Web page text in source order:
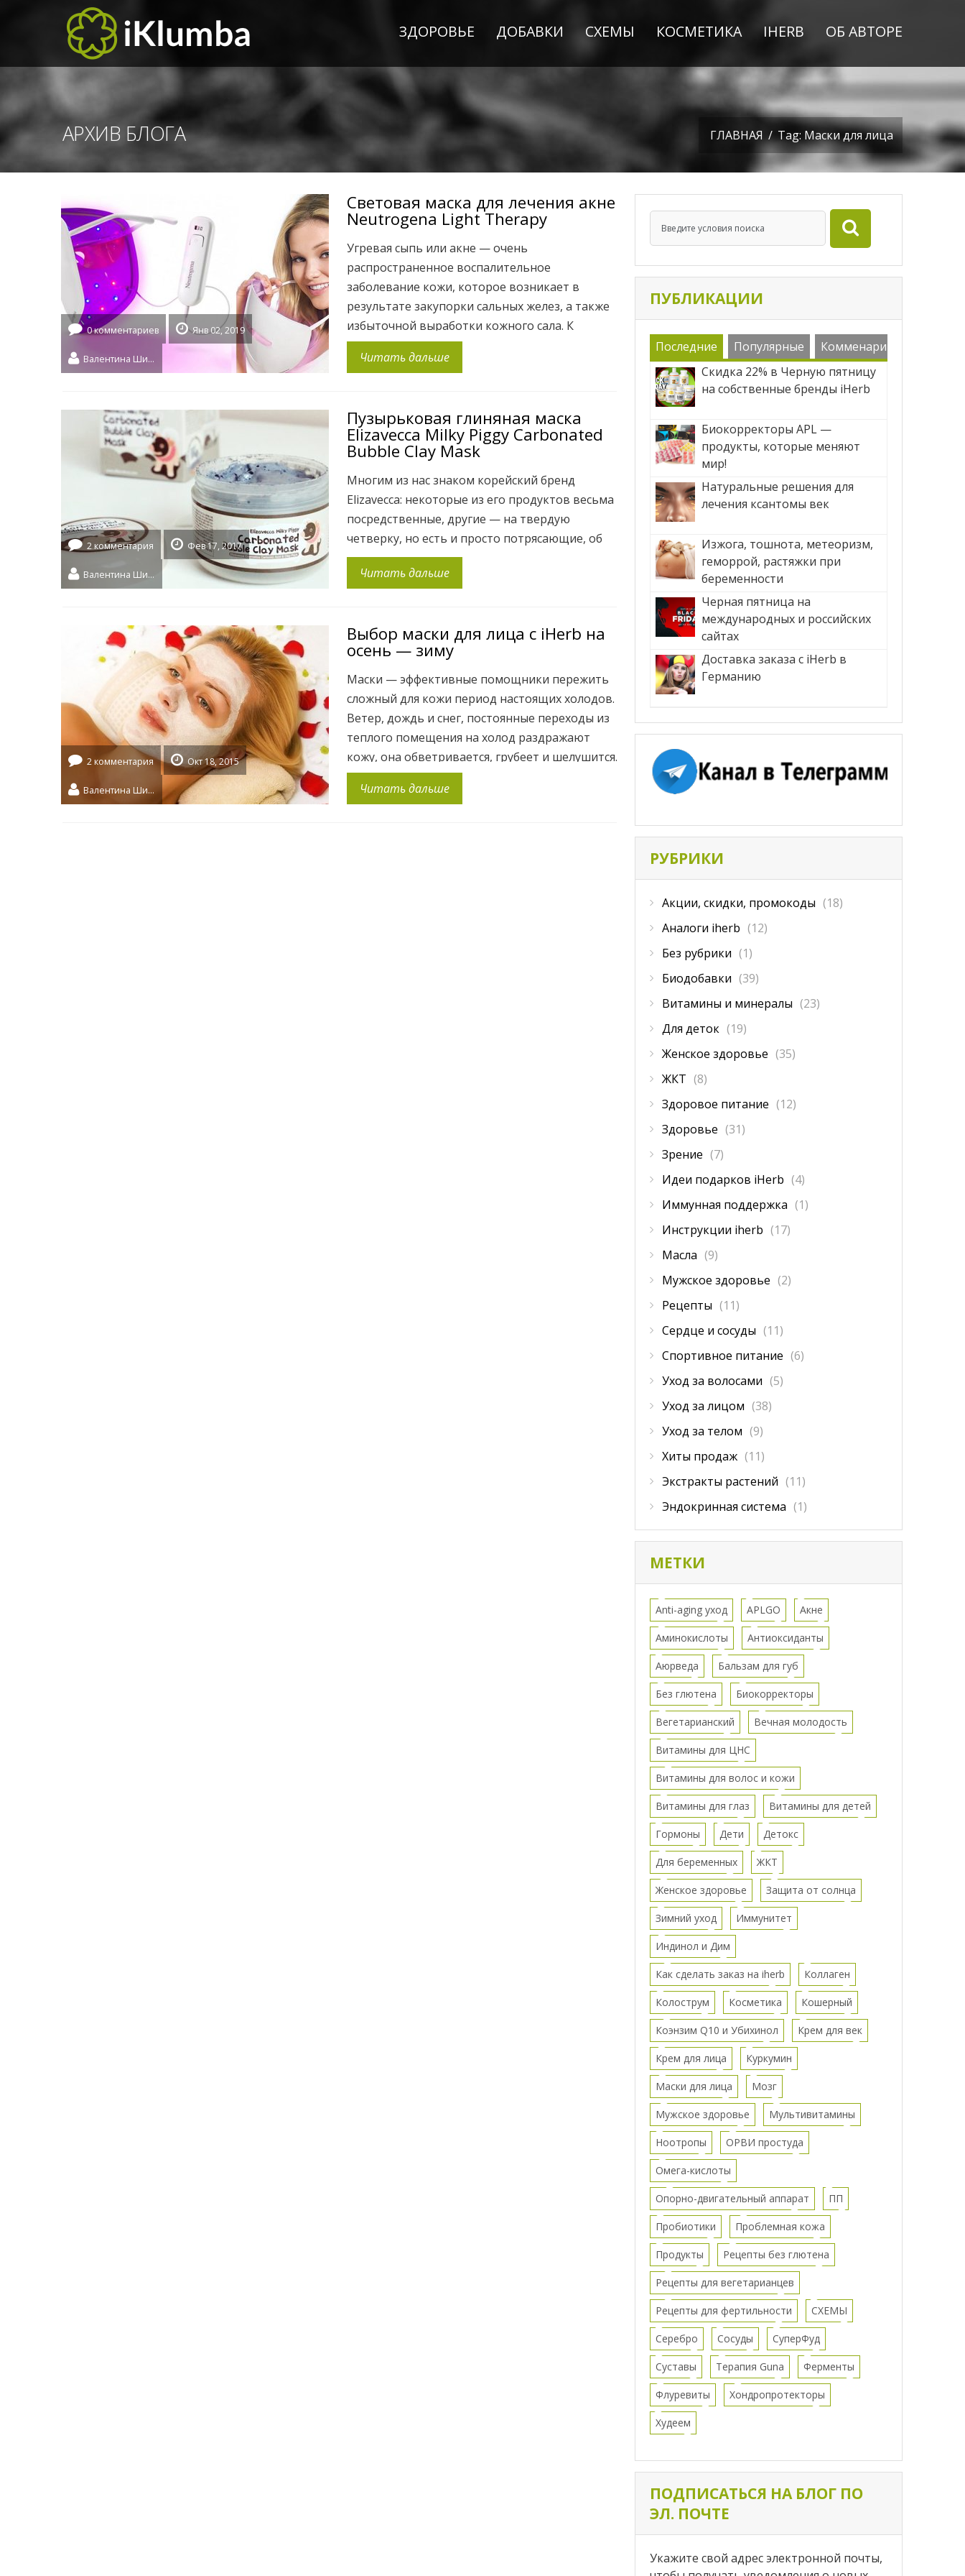
ЗДОРОВЬЕ ДОБАВКИ СХЕМЫ КОСМЕТИКА IHERB ОБ АВТОРЕ
АРХИВ БЛОГА ГЛАВНАЯ / Tag: Маски для лица
0 комментариев Янв 02, 2019
Валентина Шидловская
Световая маска для лечения акне
Neutrogena Light Therapy
Угревая сыпь или акне — очень
распространенное воспалительное
заболевание кожи, которое возникает в
результате закупорки сальных желез, а также
избыточной выработки кожного сала. К
сожалению этим страдают многие люди,
хорошо понимающие сколько сил, времени и
лечения акне — световая маска для лица
Neutrogena Light […]
Читать дальше
2 комментария Фев 17, 2017
Валентина Шидловская
Пузырьковая глиняная маска
Elizavecca Milky Piggy Carbonated
Bubble Clay Mask
Многим из нас знаком корейский бренд
Elizavecca: некоторые из его продуктов весьма
посредственные, другие — на твердую
четверку, но есть и просто потрясающие, об
одном из таких я и расскажу вам сегодня. Это
пузырьковая очищающая маска для лица
средство для глубокой очистки,
стимулирующей регенерацию […]
Читать дальше
2 комментария Окт 18, 2015
Валентина Шидловская
Выбор маски для лица с iHerb на
осень — зиму
Маски — эффективные помощники пережить
сложный для кожи период настоящих холодов.
Ветер, дождь и снег, постоянные переходы из
теплого помещения на холод раздражают
кожу, она обветривается, грубеет и шелушится.
А так хочется зимой чувствовать себя
комфортно и уютно: иметь светящиеся и
Читать дальше
ПУБЛИКАЦИИ
Последние Популярные
Комменарии
Скидка 22% в Черную пятницу
на собственные бренды iHerb
Биокорректоры APL —
продукты, которые меняют
мир!
Натуральные решения для
лечения ксантомы век
Изжога, тошнота, метеоризм,
геморрой, растяжки при
беременности
Черная пятница на
международных и российских
сайтах
Доставка заказа с iHerb в
Германию
РУБРИКИ
Акции, скидки, промокоды (18)
Аналоги iherb (12)
Без рубрики (1)
Биодобавки (39)
Витамины и минералы (23)
Для деток (19)
Женское здоровье (35)
ЖКТ (8)
Здоровое питание (12)
Здоровье (31)
Зрение (7)
Идеи подарков iHerb (4)
Иммунная поддержка (1)
Инструкции iherb (17)
Масла (9)
Мужское здоровье (2)
Рецепты (11)
Сердце и сосуды (11)
Спортивное питание (6)
Уход за волосами (5)
Уход за лицом (38)
Уход за телом (9)
Хиты продаж (11)
Экстракты растений (11)
Эндокринная система (1)
МЕТКИ
Anti-aging уход APLGO Акне
Аминокислоты Антиоксиданты
Аюрведа Бальзам для губ
Без глютена Биокорректоры
Вегетарианский Вечная молодость
Витамины для ЦНС
Витамины для волос и кожи
Витамины для глаз Витамины для детей
Гормоны Дети Детокс
Для беременных ЖКТ
Женское здоровье Защита от солнца
Зимний уход Иммунитет
Индинол и Дим
Как сделать заказ на iherb Коллаген
Колострум Косметика Кошерный
Коэнзим Q10 и Убихинол Крем для век
Крем для лица Куркумин
Маски для лица Мозг
Мужское здоровье Мультивитамины
Ноотропы ОРВИ простуда
Омега-кислоты
Опорно-двигательный аппарат ПП
Пробиотики Проблемная кожа
Продукты Рецепты без глютена
Рецепты для вегетарианцев
Рецепты для фертильности СХЕМЫ
Серебро Сосуды СуперФуд
Суставы Терапия Guna Ферменты
Флуревиты Хондропротекторы
Худеем
ПОДПИСАТЬСЯ НА БЛОГ ПО
ЭЛ. ПОЧТЕ
Укажите свой адрес электронной почты,